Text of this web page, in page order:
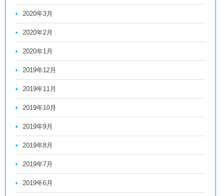
2020年3月
2020年2月
2020年1月
2019年12月
2019年11月
2019年10月
2019年9月
2019年8月
2019年7月
2019年6月